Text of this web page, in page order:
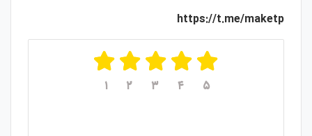
https://t.me/maketp
۱ ۲ ۳ ۴ ۵